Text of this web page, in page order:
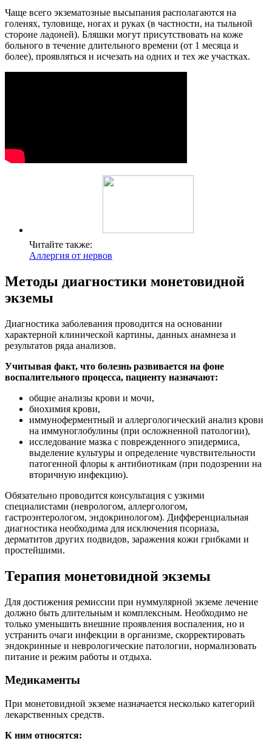
Чаще всего экзематозные высыпания располагаются на
голенях, туловище, ногах и руках (в частности, на тыльной
стороне ладоней). Бляшки могут присутствовать на коже
больного в течение длительного времени (от 1 месяца и
более), проявляться и исчезать на одних и тех же участках.
Читайте также:
Аллергия от нервов
Методы диагностики монетовидной
экземы
Диагностика заболевания проводится на основании
характерной клинической картины, данных анамнеза и
результатов ряда анализов.
Учитывая факт, что болезнь развивается на фоне
воспалительного процесса, пациенту назначают:
общие анализы крови и мочи,
биохимия крови,
иммуноферментный и аллергологический анализ крови
на иммуноглобулины (при осложненной патологии),
исследование мазка с поврежденного эпидермиса,
выделение культуры и определение чувствительности
патогенной флоры к антибиотикам (при подозрении на
вторичную инфекцию).
Обязательно проводится консультация с узкими
специалистами (неврологом, аллергологом,
гастроэнтерологом, эндокринологом). Дифференциальная
диагностика необходима для исключения псориаза,
дерматитов других подвидов, заражения кожи грибками и
простейшими.
Терапия монетовидной экземы
Для достижения ремиссии при нуммулярной экземе лечение
должно быть длительным и комплексным. Необходимо не
только уменьшить внешние проявления воспаления, но и
устранить очаги инфекции в организме, скорректировать
эндокринные и неврологические патологии, нормализовать
питание и режим работы и отдыха.
Медикаменты
При монетовидной экземе назначается несколько категорий
лекарственных средств.
К ним относятся: